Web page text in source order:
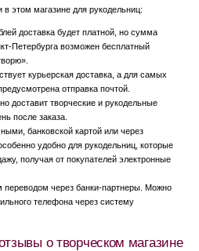
этом магазине для рукодельниц:
доставка будет платной, но сумма
Петербурга возможен бесплатный
курьерская доставка, а для самых
отправка почтой.
доставит творческие и рукодельные
после заказа.
банковской картой или через
удобно для рукодельниц, которые
получая от покупателей электронные
переводом через банки-партнеры. Можно
телефона через систему
о творческом магазине